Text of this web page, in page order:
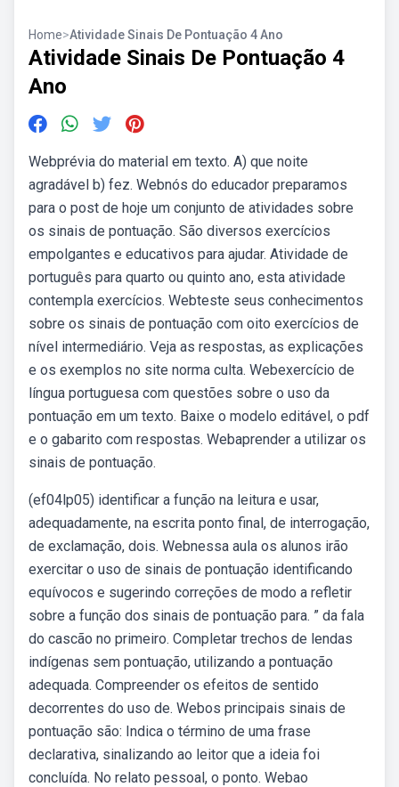
Home>Atividade Sinais De Pontuação 4 Ano
Atividade Sinais De Pontuação 4
Ano
Webprévia do material em texto. A) que noite
agradável b) fez. Webnós do educador preparamos
para o post de hoje um conjunto de atividades sobre
os sinais de pontuação. São diversos exercícios
empolgantes e educativos para ajudar. Atividade de
português para quarto ou quinto ano, esta atividade
contempla exercícios. Webteste seus conhecimentos
sobre os sinais de pontuação com oito exercícios de
nível intermediário. Veja as respostas, as explicações
e os exemplos no site norma culta. Webexercício de
língua portuguesa com questões sobre o uso da
pontuação em um texto. Baixe o modelo editável, o pdf
e o gabarito com respostas. Webaprender a utilizar os
sinais de pontuação.
(ef04lp05) identificar a função na leitura e usar,
adequadamente, na escrita ponto final, de interrogação,
de exclamação, dois. Webnessa aula os alunos irão
exercitar o uso de sinais de pontuação identificando
equívocos e sugerindo correções de modo a refletir
sobre a função dos sinais de pontuação para. ” da fala
do cascão no primeiro. Completar trechos de lendas
indígenas sem pontuação, utilizando a pontuação
adequada. Compreender os efeitos de sentido
decorrentes do uso de. Webos principais sinais de
pontuação são: Indica o término de uma frase
declarativa, sinalizando ao leitor que a ideia foi
concluída. No relato pessoal, o ponto. Webao